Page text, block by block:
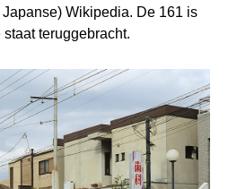
Wikipedia. De 161 is
teruggebracht.